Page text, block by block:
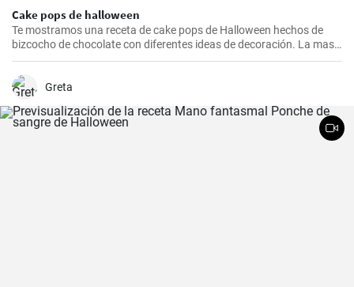
Cake pops de halloween
Te mostramos una receta de cake pops de Halloween hechos de
bizcocho de chocolate con diferentes ideas de decoración. La masa
de bizcocho desmenuzada se mezcla con buttercream y se ensarta
en palitos, luego se cubre con glaseado candy melts. La decoración
es muy imaginativa.
Greta